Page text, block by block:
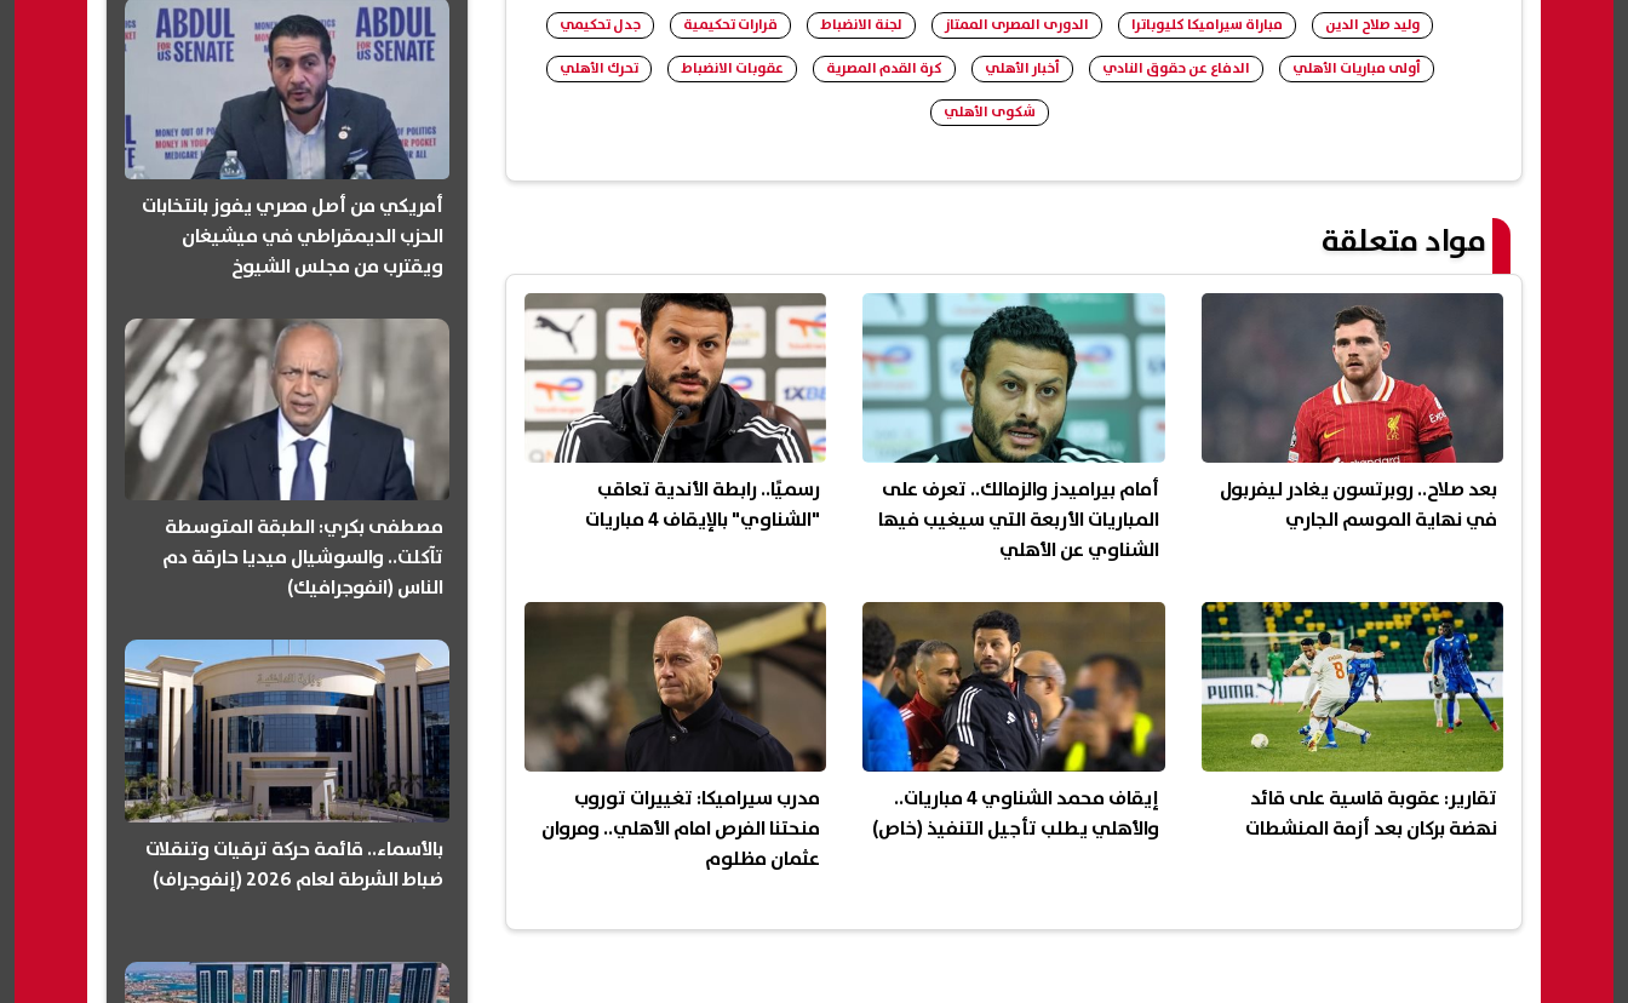
وليد صلاح الدين
مباراة سيراميكا كليوباترا الدورى المصرى الممتاز لجنة الانضباط قرارات تحكيمية
جدل تحكيمي
أولى مباريات الأهلي
الدفاع عن حقوق النادي أخبار الأهلي كرة القدم المصرية عقوبات الانضباط
تحرك الأهلي
شكوى الأهلي
مواد متعلقة
بعد صلاح.. روبرتسون يغادر ليفربول
في نهاية الموسم الجاري
أمام بيراميدز والزمالك.. تعرف على
المباريات الأربعة التي سيغيب فيها
الشناوي عن الأهلي
رسميًا.. رابطة الأندية تعاقب
"الشناوي" بالإيقاف 4 مباريات
تقارير: عقوبة قاسية على قائد
نهضة بركان بعد أزمة المنشطات
إيقاف محمد الشناوي 4 مباريات..
والأهلي يطلب تأجيل التنفيذ (خاص)
مدرب سيراميكا: تغييرات توروب
منحتنا الفرص امام الأهلي.. ومروان
عثمان مظلوم
أمريكي من أصل مصري يفوز بانتخابات
الحزب الديمقراطي في ميشيغان
ويقترب من مجلس الشيوخ
مصطفى بكري: الطبقة المتوسطة
تآكلت.. والسوشيال ميديا حارقة دم
الناس (انفوجرافيك)
بالأسماء.. قائمة حركة ترقيات وتنقلات
ضباط الشرطة لعام 2026 (إنفوجراف)